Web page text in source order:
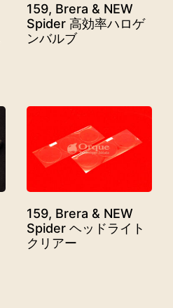
159, Brera & NEW
Spider 高効率ハロゲ
ンバルブ
159, Brera & NEW
Spider ヘッドライト
クリアー